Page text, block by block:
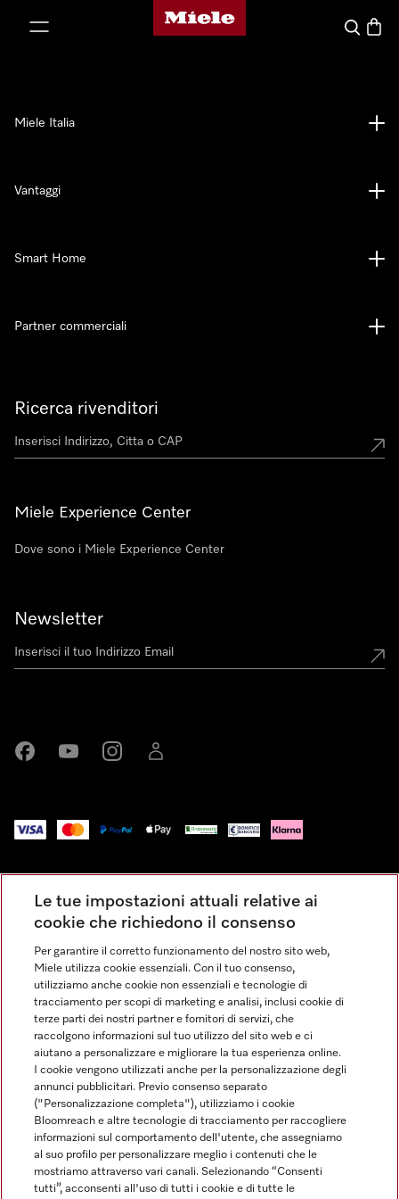
Homepage di Miele
Cerca
Ricerca rivenditori
Miele Experience Center
Dove sono i Miele Experience Center
Newsletter
Miele Italia
Vantaggi
Smart Home
Partner commerciali
Condizioni Generali di Vendita
Privacy
Condizioni di Utilizzo
Dichiarazione di Accessibilità
Modulo di recesso
Legge sui servizi digitali
Impostazioni dei cookie
FINANZIAMENTO FINO A 50 MESI CON OPZIONE 10 E TASSO
ZERO
Le tue impostazioni attuali relative ai
cookie che richiedono il consenso
Per garantire il corretto funzionamento del nostro sito web,
Miele utilizza cookie essenziali. Con il tuo consenso,
utilizziamo anche cookie non essenziali e tecnologie di
tracciamento per scopi di marketing e analisi, inclusi cookie di
terze parti dei nostri partner e fornitori di servizi, che
raccolgono informazioni sul tuo utilizzo del sito web e ci
aiutano a personalizzare e migliorare la tua esperienza online.
I cookie vengono utilizzati anche per la personalizzazione degli
annunci pubblicitari. Previo consenso separato
("Personalizzazione completa"), utilizziamo i cookie
Bloomreach e altre tecnologie di tracciamento per raccogliere
informazioni sul comportamento dell'utente, che assegniamo
al suo profilo per personalizzare meglio i contenuti che le
mostriamo attraverso vari canali. Selezionando “Consenti
tutti”, acconsenti all'uso di tutti i cookie e di tutte le